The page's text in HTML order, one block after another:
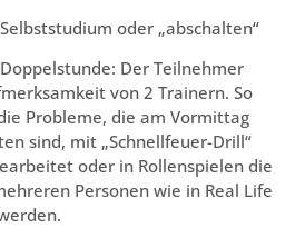
oder „abschalten“
Der Teilnehmer
von 2 Trainern. So
Probleme, die am Vormittag
sind, mit „Schnellfeuer-Drill“
oder in Rollenspielen die
Personen wie in Real Life